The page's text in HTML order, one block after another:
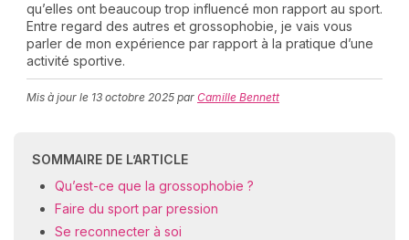
qu’elles ont beaucoup trop influencé mon rapport au sport.
Entre regard des autres et grossophobie, je vais vous
parler de mon expérience par rapport à la pratique d’une
activité sportive.
Mis à jour le 13 octobre 2025 par Camille Bennett
SOMMAIRE DE L’ARTICLE
Qu’est-ce que la grossophobie ?
Faire du sport par pression
Se reconnecter à soi